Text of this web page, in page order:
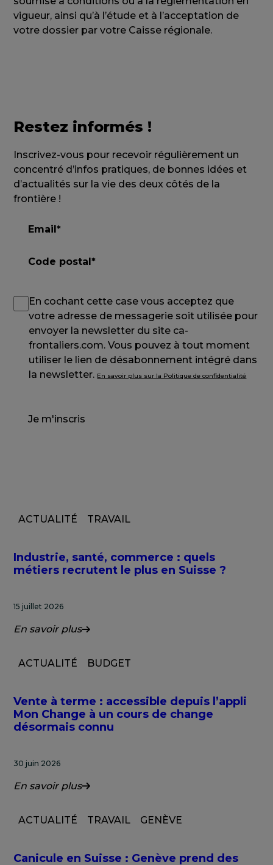
vigueur, ainsi qu’à l’étude et à l’acceptation de
votre dossier par votre Caisse régionale.
Restez informés !
Inscrivez-vous pour recevoir régulièrement un
concentré d’infos pratiques, de bonnes idées et
d’actualités sur la vie des deux côtés de la
frontière !
En cochant cette case vous acceptez que
votre adresse de messagerie soit utilisée pour
envoyer la newsletter du site ca-
frontaliers.com. Vous pouvez à tout moment
utiliser le lien de désabonnement intégré dans
la newsletter. En savoir plus sur la Politique de confidentialité
Je m'inscris
ACTUALITÉ TRAVAIL
Industrie, santé, commerce : quels
métiers recrutent le plus en Suisse ?
15 juillet 2026
En savoir plus
ACTUALITÉ BUDGET
Vente à terme : accessible depuis l’appli
Mon Change à un cours de change
désormais connu
30 juin 2026
En savoir plus
ACTUALITÉ TRAVAIL GENÈVE
Canicule en Suisse : Genève prend des